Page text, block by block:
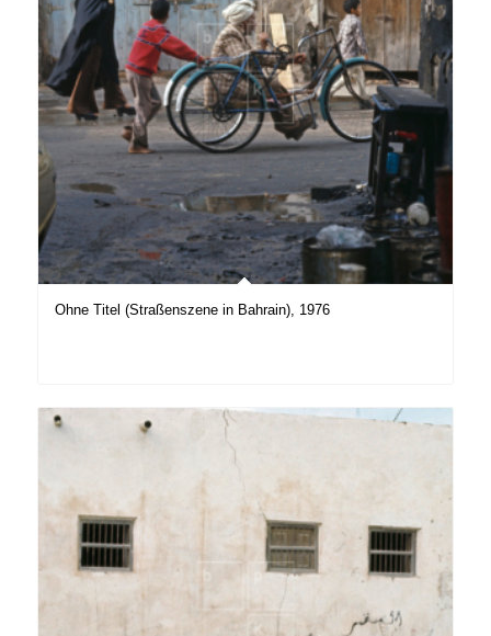
Ohne Titel (Straßenszene in Bahrain), 1976